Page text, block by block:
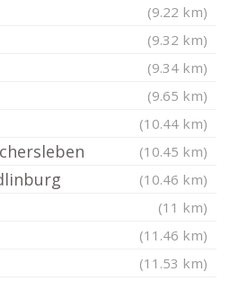
(9.22 km)
(9.32 km)
(9.34 km)
(9.65 km)
(10.44 km)
(10.45 km)
(10.46 km)
(11 km)
(11.46 km)
(11.53 km)